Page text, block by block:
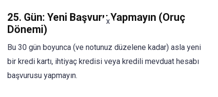
25. Gün: Yeni Başvuru Yapmayın (Oruç
Dönemi)
Bu 30 gün boyunca (ve notunuz düzelene kadar) asla yeni
bir kredi kartı, ihtiyaç kredisi veya kredili mevduat hesabı
başvurusu yapmayın.
x